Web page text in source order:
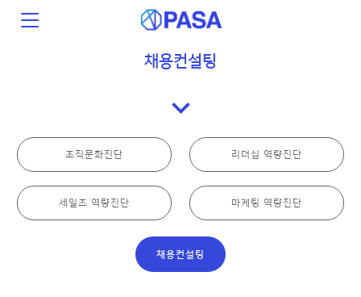
채용컨설팅
expand_more
조직문화진단 리더십 역량진단
세일즈 역량진단 마케팅 역량진단
채용컨설팅